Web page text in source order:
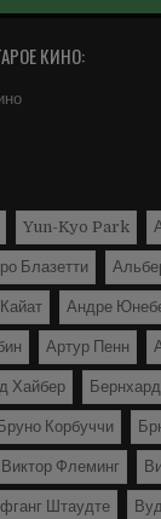
КИНО:
Yun-Kyo Park
Блазетти
Андре
Артур Пенн
Хайбер
Корбуччи
Виктор Флеминг
Штаудте